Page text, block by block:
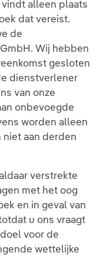
alleen plaats
dat vereist.
de
Wij hebben
gesloten
dienstverlener
van onze
onbevoegde
worden alleen
niet aan derden
verstrekte
met het oog
en in geval van
u ons vraagt
voor de
wettelijke